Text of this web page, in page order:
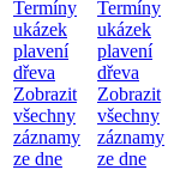
Termíny
ukázek
plavení
dřeva
Zobrazit
všechny
záznamy
ze dne
Termíny
ukázek
plavení
dřeva
Zobrazit
všechny
záznamy
ze dne